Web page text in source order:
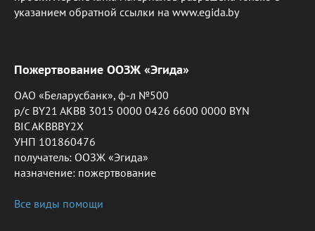
указанием обратной ссылки на www.egida.by
Пожертвование ООЗЖ «Эгида»
ОАО «Беларусбанк», ф-л №500
р/с BY21 AKBB 3015 0000 0426 6600 0000 BYN
BIC AKBBBY2X
УНП 101860476
получатель: ООЗЖ «Эгида»
назначение: пожертвование
Все виды помощи